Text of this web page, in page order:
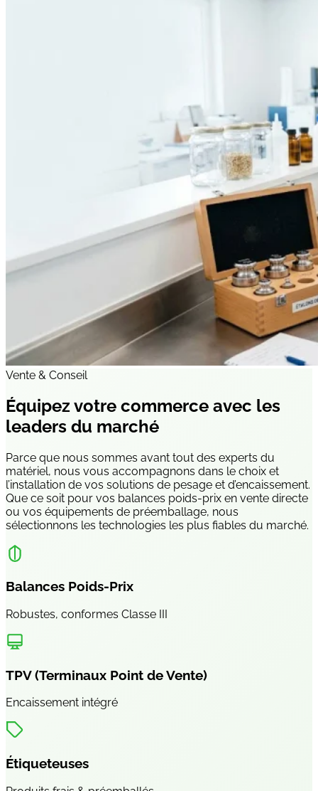
Vente & Conseil
Équipez votre commerce avec les
leaders du marché
Parce que nous sommes avant tout des experts du
matériel, nous vous accompagnons dans le choix et
l’installation de vos solutions de pesage et d’encaissement.
Que ce soit pour vos balances poids-prix en vente directe
ou vos équipements de préemballage, nous
sélectionnons les technologies les plus fiables du marché.
Balances Poids-Prix
Robustes, conformes Classe III
TPV (Terminaux Point de Vente)
Encaissement intégré
Étiqueteuses